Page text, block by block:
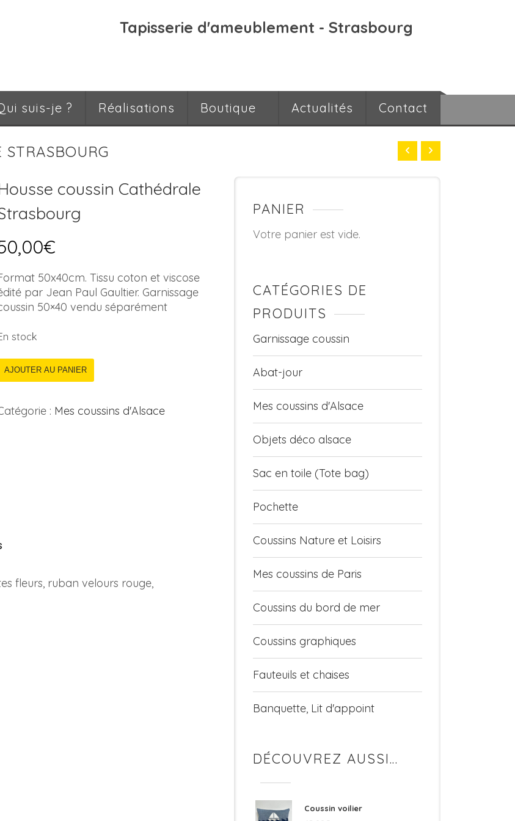
Tapisserie d'ameublement - Strasbourg
suis-je ? Réalisations Boutique Actualités Contact
STRASBOURG
coussin Cathédrale
€
50x40cm. Tissu coton et viscose
par Jean Paul Gaultier. Garnissage
50×40 vendu séparément
stock
AJOUTER AU PANIER
: Mes coussins d'Alsace
fleurs, ruban velours rouge,
PANIER
Votre panier est vide.
CATÉGORIES DE
PRODUITS
Garnissage coussin
Abat-jour
Mes coussins d'Alsace
Objets déco alsace
Sac en toile (Tote bag)
Pochette
Coussins Nature et Loisirs
Mes coussins de Paris
Coussins du bord de mer
Coussins graphiques
Fauteuils et chaises
Banquette, Lit d'appoint
DÉCOUVREZ AUSSI…
Coussin voilier